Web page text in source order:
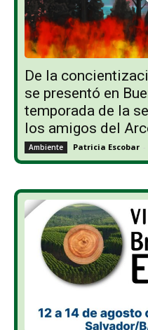
De la
se presentó en
temporada de la
los amigos del
Ambiente Patricia Escobar -